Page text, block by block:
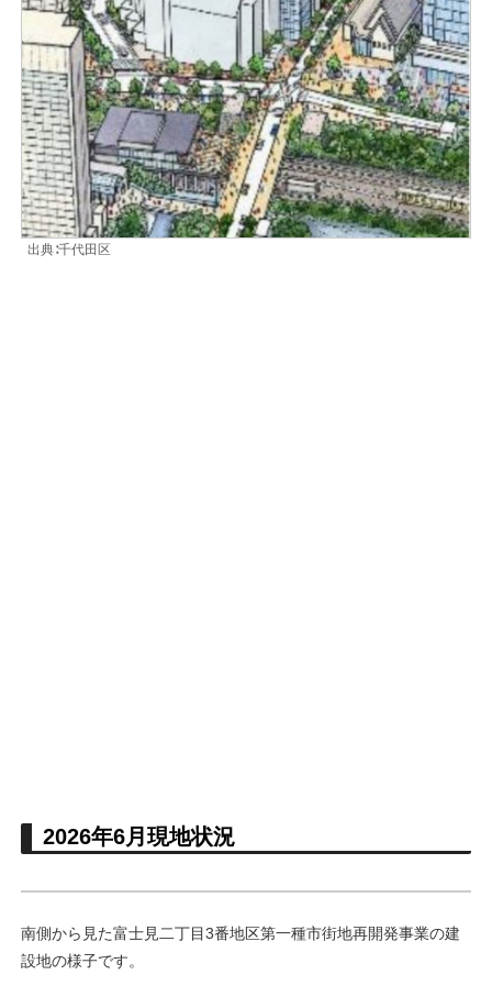
出典∶千代田区
2026年6月現地状況
南側から見た富士見二丁目3番地区第一種市街地再開発事業の建
設地の様子です。